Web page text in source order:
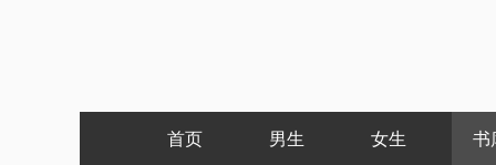
首页 男生 女生 书